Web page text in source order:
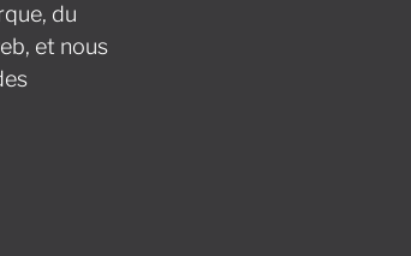
du
et nous